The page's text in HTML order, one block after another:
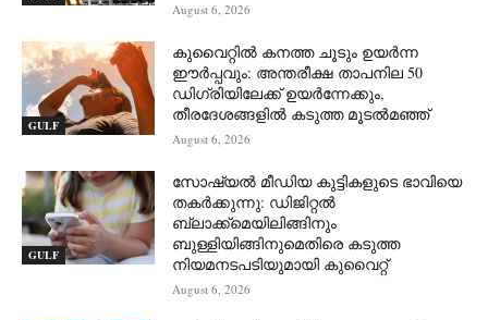
August 6, 2026
GULF
കുവൈറ്റിൽ കനത്ത ചൂടും ഉയർന്ന
ഈർപ്പവും: അന്തരീക്ഷ താപനില 50
ഡിഗ്രിയിലേക്ക് ഉയർന്നേക്കും,
തീരദേശങ്ങളിൽ കടുത്ത മൂടൽമഞ്ഞ്
August 6, 2026
GULF
സോഷ്യൽ മീഡിയ കുട്ടികളുടെ ഭാവിയെ
തകർക്കുന്നു: ഡിജിറ്റൽ
ബ്ലാക്ക്‌മെയിലിങ്ങിനും
ബുള്ളിയിങ്ങിനുമെതിരെ കടുത്ത
നിയമനടപടിയുമായി കുവൈറ്റ്
August 6, 2026